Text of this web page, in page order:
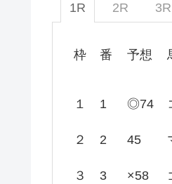
1R 2R 3R
枠 番 予想
１ 1 ◎74
２ 2 45
３ 3 ×58